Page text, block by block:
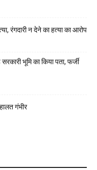
रंगदारी न देने का हत्या का आरोप
भूमि का किया पता, फर्जी
गंभीर